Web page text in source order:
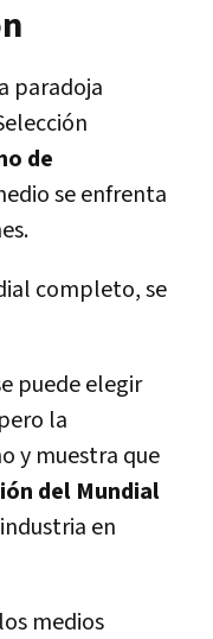
paradoja
de
se enfrenta
completo, se
puede elegir
la
y muestra que
del Mundial
en
medios